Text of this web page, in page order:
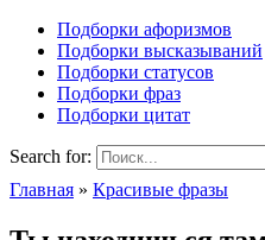
Подборки афоризмов
Подборки высказываний
Подборки статусов
Подборки фраз
Подборки цитат
Search for:
Главная » Красивые фразы